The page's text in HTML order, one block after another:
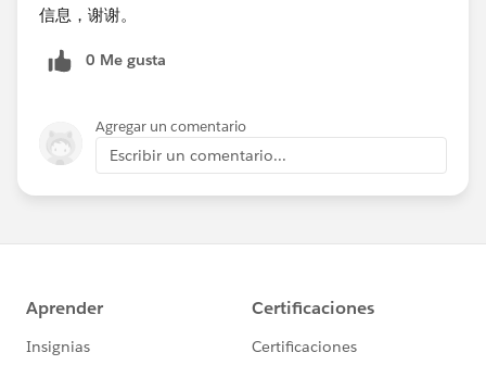
信息，谢谢。
0 Me gusta
Agregar un comentario
Escribir un comentario...